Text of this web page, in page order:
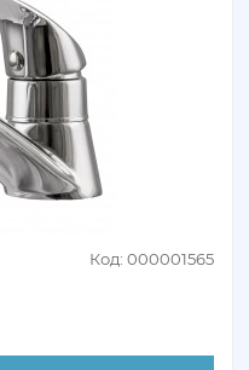
Код: 000001565